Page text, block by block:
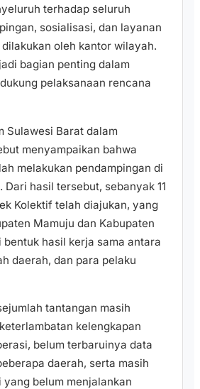
terhadap seluruh
sosialisasi, dan layanan
oleh kantor wilayah.
bagian penting dalam
pelaksanaan rencana
Sulawesi Barat dalam
menyampaikan bahwa
melakukan pendampingan di
Dari hasil tersebut, sebanyak 11
Kolektif telah diajukan, yang
Mamuju dan Kabupaten
bentuk hasil kerja sama antara
daerah, dan para pelaku
tantangan masih
kelengkapan
belum terbaruinya data
daerah, serta masih
belum menjalankan